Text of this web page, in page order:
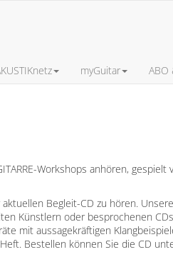
myGuitar ABO
Workshops anhören,
Begleit-CD zu hören.
Künstlern oder besprochenen
mit aussagekräftigen
Bestellen können Sie die CD